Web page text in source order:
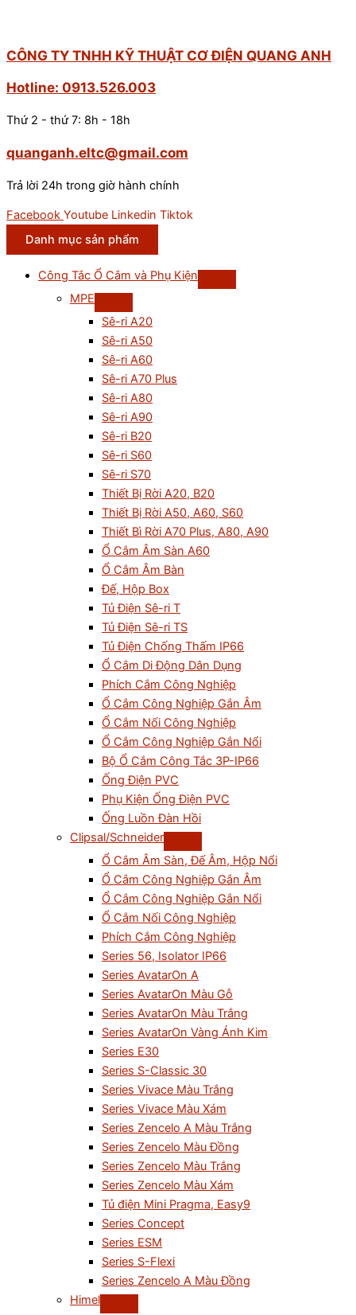
CÔNG TY TNHH KỸ THUẬT CƠ ĐIỆN QUANG ANH
Hotline: 0913.526.003
Thứ 2 - thứ 7: 8h - 18h
quanganh.eltc@gmail.com
Trả lời 24h trong giờ hành chính
Facebook Youtube Linkedin Tiktok
Danh mục sản phẩm
Công Tắc Ổ Cắm và Phụ Kiện
MPE
Sê-ri A20
Sê-ri A50
Sê-ri A60
Sê-ri A70 Plus
Sê-ri A80
Sê-ri A90
Sê-ri B20
Sê-ri S60
Sê-ri S70
Thiết Bị Rời A20, B20
Thiết Bị Rời A50, A60, S60
Thiết Bì Rời A70 Plus, A80, A90
Ổ Cắm Âm Sàn A60
Ổ Cắm Âm Bàn
Đế, Hộp Box
Tủ Điện Sê-ri T
Tủ Điện Sê-ri TS
Tủ Điện Chống Thấm IP66
Ổ Cắm Di Động Dân Dụng
Phích Cắm Công Nghiệp
Ổ Cắm Công Nghiệp Gắn Âm
Ổ Cắm Nối Công Nghiệp
Ổ Cắm Công Nghiệp Gắn Nổi
Bộ Ổ Cắm Công Tắc 3P-IP66
Ống Điện PVC
Phụ Kiện Ống Điện PVC
Ống Luồn Đàn Hồi
Clipsal/Schneider
Ổ Cắm Âm Sàn, Đế Âm, Hộp Nổi
Ổ Cắm Công Nghiệp Gắn Âm
Ổ Cắm Công Nghiệp Gắn Nổi
Ổ Cắm Nối Công Nghiệp
Phích Cắm Công Nghiệp
Series 56, Isolator IP66
Series AvatarOn A
Series AvatarOn Màu Gỗ
Series AvatarOn Màu Trắng
Series AvatarOn Vàng Ánh Kim
Series E30
Series S-Classic 30
Series Vivace Màu Trắng
Series Vivace Màu Xám
Series Zencelo A Màu Trắng
Series Zencelo Màu Đồng
Series Zencelo Màu Trắng
Series Zencelo Màu Xám
Tủ điện Mini Pragma, Easy9
Series Concept
Series ESM
Series S-Flexi
Series Zencelo A Màu Đồng
Himel